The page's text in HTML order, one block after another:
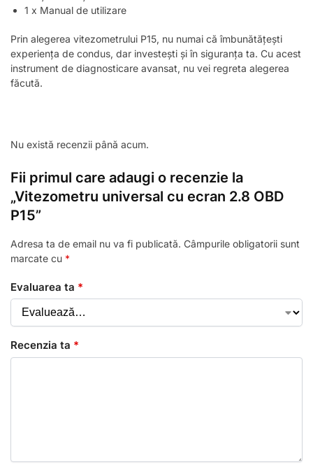
1 x Manual de utilizare
Prin alegerea vitezometrului P15, nu numai că îmbunătățești
experiența de condus, dar investești și în siguranța ta. Cu acest
instrument de diagnosticare avansat, nu vei regreta alegerea
făcută.
Nu există recenzii până acum.
Fii primul care adaugi o recenzie la
„Vitezometru universal cu ecran 2.8 OBD
P15”
Adresa ta de email nu va fi publicată. Câmpurile obligatorii sunt
marcate cu *
Evaluarea ta *
Recenzia ta *